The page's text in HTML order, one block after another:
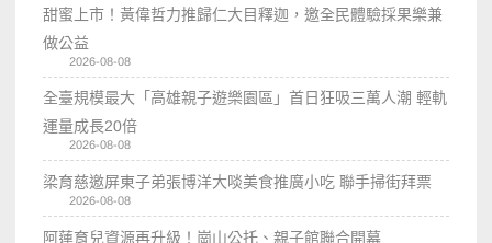
甜蜜上市！黃偉哲力推歸仁大目釋迦，邀全民體驗採果樂兼
做公益
2026-08-08
全臺規模最大「高雄親子遊樂園區」首日狂吸三萬人潮 輕軌
運量成長20倍
2026-08-08
梁育慈邀屏東子弟張博洋大啖美食推廣小吃 聯手掃街拜票
2026-08-08
阿蓮育兒資源再升級！崗山公托、親子館聯合開幕